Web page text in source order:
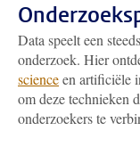
Data speelt een
onderzoek. Hier
scienceen artificiële
om deze technieken
onderzoekers te